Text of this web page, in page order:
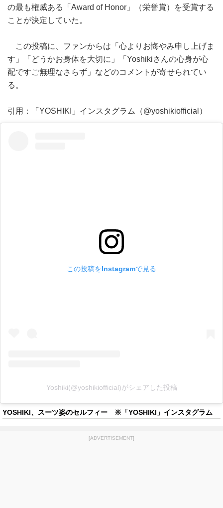
の最も権威ある「Award of Honor」（栄誉賞）を受賞する
ことが決定していた。
この投稿に、ファンからは「心よりお悔やみ申し上げま
す」「どうかお身体を大切に」「Yoshikiさんの心身が心
配ですご無理なさらず」などのコメントが寄せられてい
る。
引用：「YOSHIKI」インスタグラム（@yoshikiofficial）
この投稿をInstagramで見る
Yoshiki(@yoshikiofficial)がシェアした投稿
YOSHIKI、スーツ姿のセルフィー ※「YOSHIKI」インスタグラム
[ADVERTISEMENT]